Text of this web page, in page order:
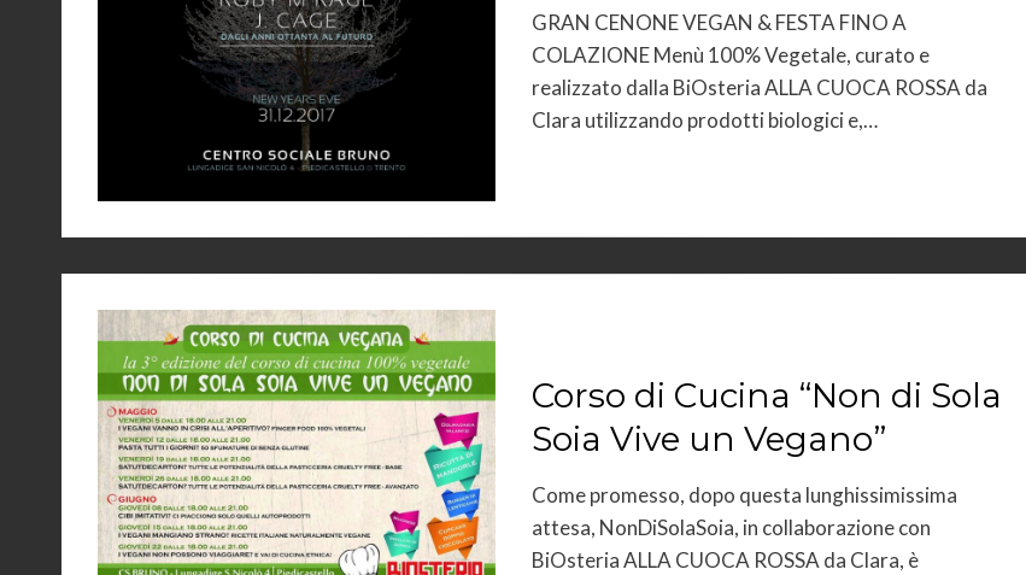
GRAN CENONE VEGAN & FESTA FINO A
COLAZIONE Menù 100% Vegetale, curato e
realizzato dalla BiOsteria ALLA CUOCA ROSSA da
Clara utilizzando prodotti biologici e,…
Corso di Cucina “Non di Sola
Soia Vive un Vegano”
Come promesso, dopo questa lunghissimissima
attesa, NonDiSolaSoia, in collaborazione con
BiOsteria ALLA CUOCA ROSSA da Clara, è